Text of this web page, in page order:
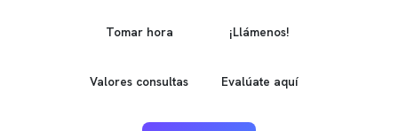
Tomar hora ¡Llámenos!
Valores consultas Evalúate aquí